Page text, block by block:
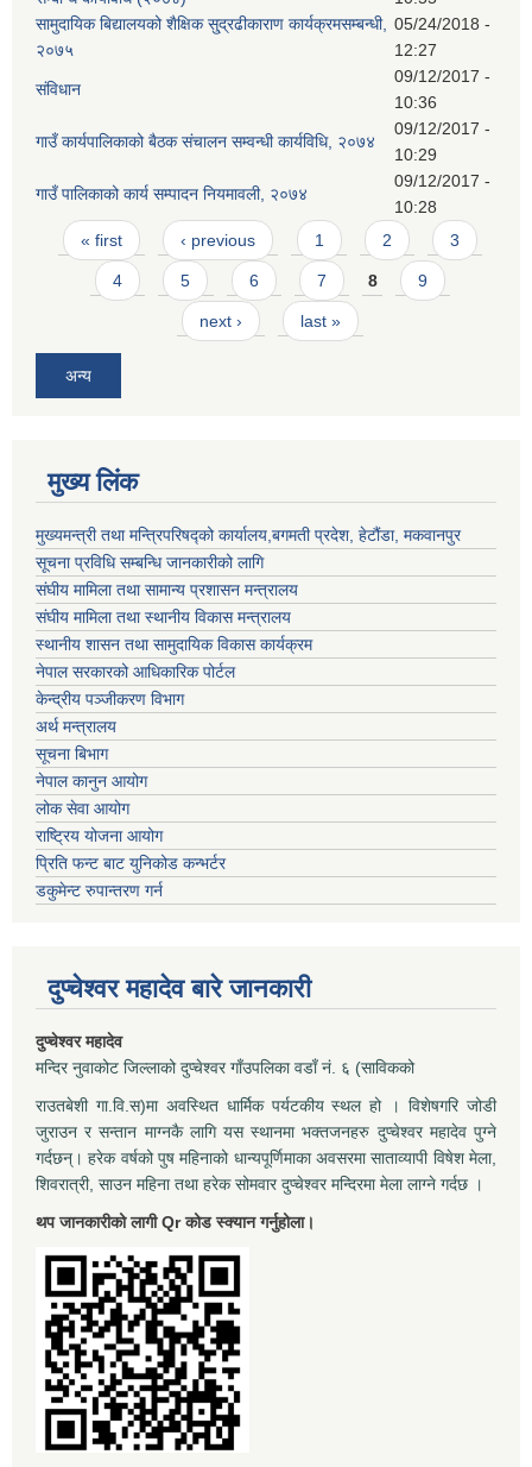
सामुदायिक बिद्यालयको शैक्षिक सु्द्रढीकाराण कार्यक्रमसम्बन्धी,
२०७५
05/24/2018 -
12:27
संविधान
09/12/2017 -
10:36
गाउँ कार्यपालिकाको बैठक संचालन सम्वन्धी कार्यविधि, २०७४
09/12/2017 -
10:29
गाउँ पालिकाको कार्य सम्पादन नियमावली, २०७४
09/12/2017 -
10:28
Pages
« first ‹ previous 1 2 3
4 5 6 7 8 9
next › last »
अन्य
मुख्य लिंक
मुख्यमन्त्री तथा मन्त्रिपरिषद्को कार्यालय,बगमती प्रदेश, हेटौंडा, मकवानपुर
सूचना प्रविधि सम्बन्धि जानकारीको लागि
संघीय मामिला तथा सामान्य प्रशासन मन्त्रालय
संघीय मामिला तथा स्थानीय विकास मन्त्रालय
स्थानीय शासन तथा सामुदायिक विकास कार्यक्रम
नेपाल सरकारको आधिकारिक पोर्टल
केन्द्रीय पञ्जीकरण विभाग
अर्थ मन्त्रालय
सूचना बिभाग
नेपाल कानुन आयोग
लोक सेवा आयोग
राष्ट्रिय योजना आयोग
प्रिति फन्ट बाट युनिकोड कन्भर्टर
डकुमेन्ट रुपान्तरण गर्न
दुप्चेश्वर महादेव बारे जानकारी
दुप्चेश्वर महादेव
मन्दिर नुवाकोट जिल्लाको दुप्चेश्वर गाँउपलिका वडाँ नं. ६ (साविकको
राउतबेशी गा.वि.स)मा अवस्थित धार्मिक पर्यटकीय स्थल हो । विशेषगरि जोडी
जुराउन र सन्तान माग्नकै लागि यस स्थानमा भक्तजनहरु दुप्चेश्वर महादेव पुग्ने
गर्दछन्। हरेक वर्षको पुष महिनाको धान्यपूर्णिमाका अवसरमा साताव्यापी विषेश मेला,
शिवरात्री, साउन महिना तथा हरेक सोमवार दुप्चेश्वर मन्दिरमा मेला लाग्ने गर्दछ ।
थप जानकारीको लागी Qr कोड स्क्यान गर्नुहोला।